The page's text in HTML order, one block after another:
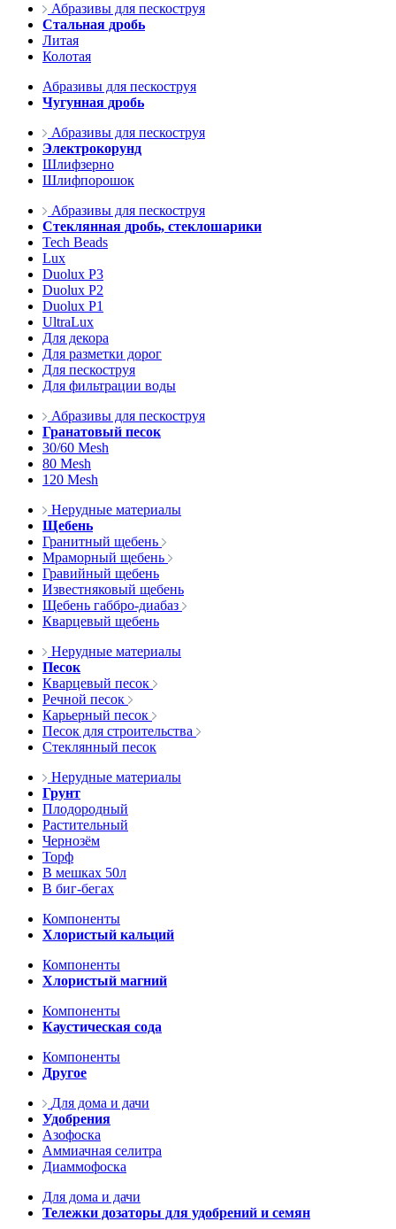
Абразивы для пескоструя
Стальная дробь
Литая
Колотая
Абразивы для пескоструя
Чугунная дробь
Абразивы для пескоструя
Электрокорунд
Шлифзерно
Шлифпорошок
Абразивы для пескоструя
Стеклянная дробь, стеклошарики
Tech Beads
Lux
Duolux P3
Duolux P2
Duolux P1
UltraLux
Для декора
Для разметки дорог
Для пескоструя
Для фильтрации воды
Абразивы для пескоструя
Гранатовый песок
30/60 Mesh
80 Mesh
120 Mesh
Нерудные материалы
Щебень
Гранитный щебень
Мраморный щебень
Гравийный щебень
Известняковый щебень
Щебень габбро-диабаз
Кварцевый щебень
Нерудные материалы
Песок
Кварцевый песок
Речной песок
Карьерный песок
Песок для строительства
Стеклянный песок
Нерудные материалы
Грунт
Плодородный
Растительный
Чернозём
Торф
В мешках 50л
В биг-бегах
Компоненты
Хлористый кальций
Компоненты
Хлористый магний
Компоненты
Каустическая сода
Компоненты
Другое
Для дома и дачи
Удобрения
Азофоска
Аммиачная селитра
Диаммофоска
Для дома и дачи
Тележки дозаторы для удобрений и семян